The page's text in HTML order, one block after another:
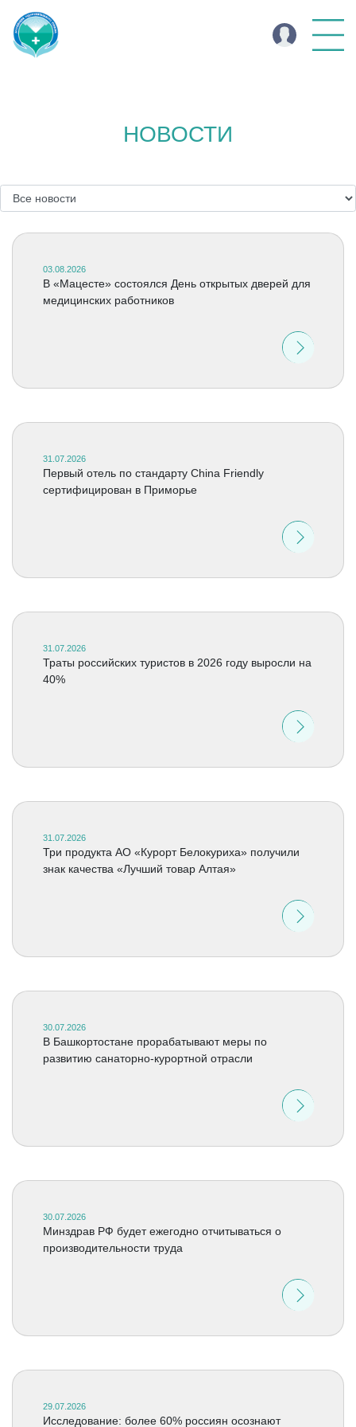
НОВОСТИ
03.08.2026
В «Мацесте» состоялся День открытых дверей для
медицинских работников
31.07.2026
Первый отель по стандарту China Friendly
сертифицирован в Приморье
31.07.2026
Траты российских туристов в 2026 году выросли на
40%
31.07.2026
Три продукта АО «Курорт Белокуриха» получили
знак качества «Лучший товар Алтая»
30.07.2026
В Башкортостане прорабатывают меры по
развитию санаторно-курортной отрасли
30.07.2026
Минздрав РФ будет ежегодно отчитываться о
производительности труда
29.07.2026
Исследование: более 60% россиян осознают